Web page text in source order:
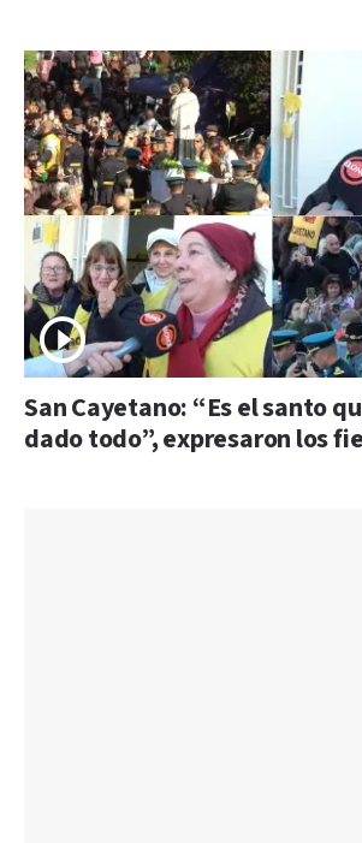
San Cayetano: “Es el santo
dado todo”, expresaron los